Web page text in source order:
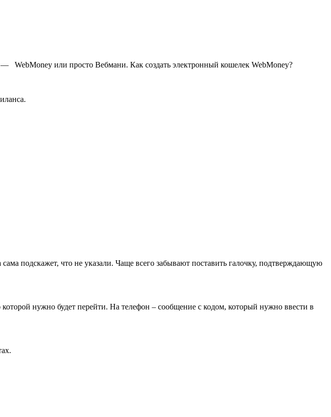
WebMoney или просто Вебмани. Как создать электронный кошелек WebMoney?
подскажет, что не указали. Чаще всего забывают поставить галочку, подтверждающую
нужно будет перейти. На телефон – сообщение с кодом, который нужно ввести в